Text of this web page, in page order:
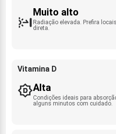
Muito alto
Radiação elevada. Prefira
direta.
Vitamina D
Alta
Condições ideais para
alguns minutos com cuidado.